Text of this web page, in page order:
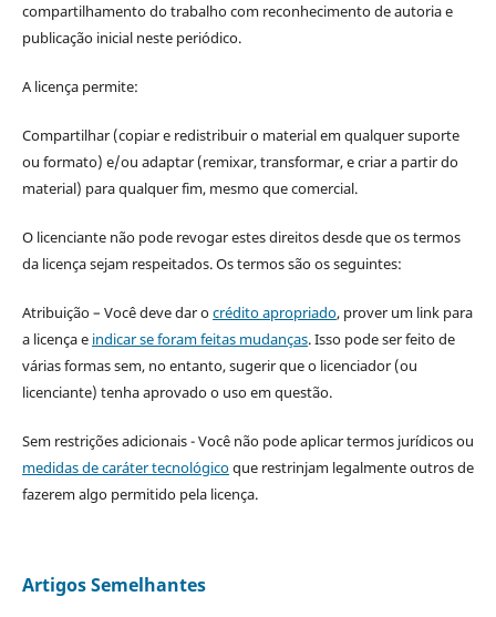
compartilhamento do trabalho com reconhecimento de autoria e
publicação inicial neste periódico.
A licença permite:
Compartilhar (copiar e redistribuir o material em qualquer suporte
ou formato) e/ou adaptar (remixar, transformar, e criar a partir do
material) para qualquer fim, mesmo que comercial.
O licenciante não pode revogar estes direitos desde que os termos
da licença sejam respeitados. Os termos são os seguintes:
Atribuição – Você deve dar ocrédito apropriado, prover um link para
a licença e indicar se foram feitas mudanças. Isso pode ser feito de
várias formas sem, no entanto, sugerir que o licenciador (ou
licenciante) tenha aprovado o uso em questão.
Sem restrições adicionais - Você não pode aplicar termos jurídicos ou
medidas de caráter tecnológicoque restrinjam legalmente outros de
fazerem algo permitido pela licença.
Artigos Semelhantes